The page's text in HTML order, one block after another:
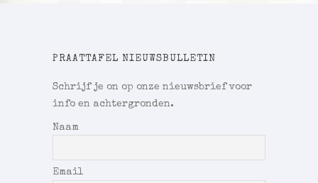
PRAATTAFEL NIEUWSBULLETIN
Schrijf je on op onze nieuwsbrief voor
info en achtergronden.
Naam
Email